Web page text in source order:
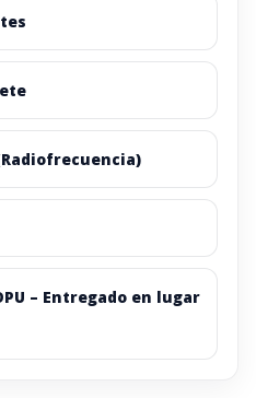
– Entregado en lugar